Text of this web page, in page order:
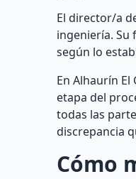
El director/a
ingeniería. Su
según lo
En Alhaurín
etapa del
todas las
discrepancia
Cómo